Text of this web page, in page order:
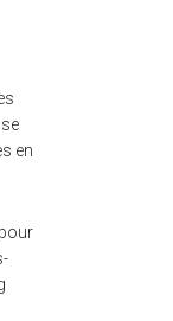
en